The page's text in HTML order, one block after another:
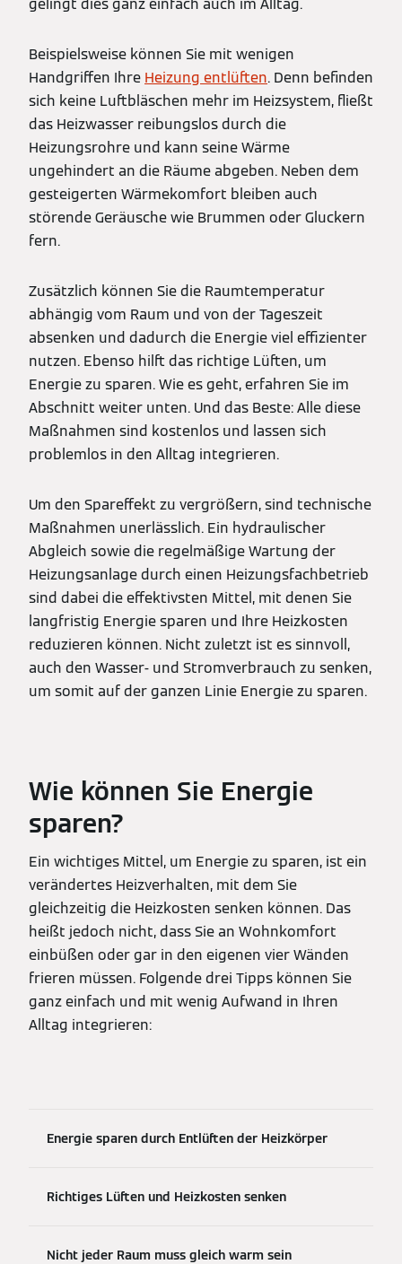
gelingt dies ganz einfach auch im Alltag.
Beispielsweise können Sie mit wenigen
Handgriffen Ihre Heizung entlüften. Denn befinden
sich keine Luftbläschen mehr im Heizsystem, fließt
das Heizwasser reibungslos durch die
Heizungsrohre und kann seine Wärme
ungehindert an die Räume abgeben. Neben dem
gesteigerten Wärmekomfort bleiben auch
störende Geräusche wie Brummen oder Gluckern
fern.
Zusätzlich können Sie die Raumtemperatur
abhängig vom Raum und von der Tageszeit
absenken und dadurch die Energie viel effizienter
nutzen. Ebenso hilft das richtige Lüften, um
Energie zu sparen. Wie es geht, erfahren Sie im
Abschnitt weiter unten. Und das Beste: Alle diese
Maßnahmen sind kostenlos und lassen sich
problemlos in den Alltag integrieren.
Um den Spareffekt zu vergrößern, sind technische
Maßnahmen unerlässlich. Ein hydraulischer
Abgleich sowie die regelmäßige Wartung der
Heizungsanlage durch einen Heizungsfachbetrieb
sind dabei die effektivsten Mittel, mit denen Sie
langfristig Energie sparen und Ihre Heizkosten
reduzieren können. Nicht zuletzt ist es sinnvoll,
auch den Wasser- und Stromverbrauch zu senken,
um somit auf der ganzen Linie Energie zu sparen.
Wie können Sie Energie
sparen?
Ein wichtiges Mittel, um Energie zu sparen, ist ein
verändertes Heizverhalten, mit dem Sie
gleichzeitig die Heizkosten senken können. Das
heißt jedoch nicht, dass Sie an Wohnkomfort
einbüßen oder gar in den eigenen vier Wänden
frieren müssen. Folgende drei Tipps können Sie
ganz einfach und mit wenig Aufwand in Ihren
Alltag integrieren:
Energie sparen durch Entlüften der Heizkörper
Richtiges Lüften und Heizkosten senken
Nicht jeder Raum muss gleich warm sein